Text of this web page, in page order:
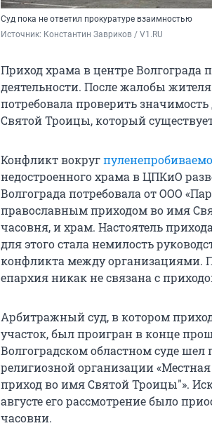
Суд пока не ответил прокуратуре взаимностью
Источник: Константин Завриков / V1.RU
Приход храма в центре Волгограда
деятельности. После жалобы
потребовала проверить
Святой Троицы, который
Конфликт вокруг
недостроенного храма в ЦПКиО
Волгограда потребовала от ООО
православным приходом во имя
часовня, и храм. Настоятель
для этого стала немилость
конфликта между организациями.
епархия никак не связана с
Арбитражный суд, в котором
участок, был проигран в конце
Волгоградском областном суде
религиозной организации
приход во имя Святой Троицы"».
августе его рассмотрение было
часовни.